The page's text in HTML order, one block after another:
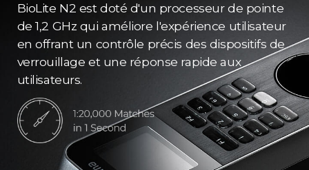
BioLite N2 est doté d'un processeur de pointe
de 1,2 GHz qui améliore l'expérience utilisateur
en offrant un contrôle précis des dispositifs de
verrouillage et une réponse rapide aux
utilisateurs.